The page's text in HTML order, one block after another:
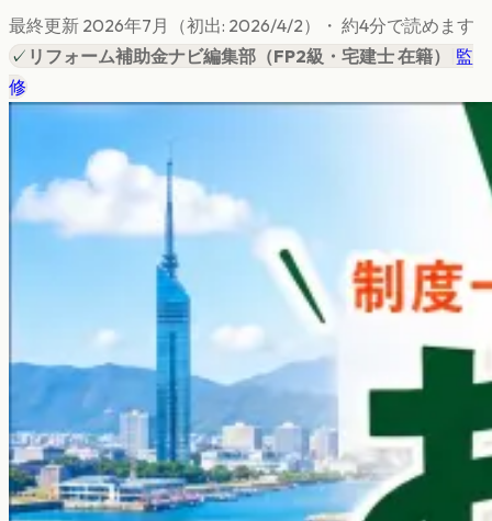
最終更新 2026年7月 （初出: 2026/4/2） ・ 約4分で読めます
✓ リフォーム補助金ナビ編集部 （FP2級・宅建士 在籍）
監
修